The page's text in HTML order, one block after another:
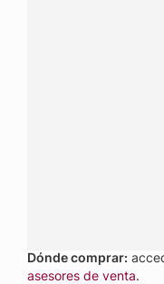
Dónde comprar:
asesores de venta.